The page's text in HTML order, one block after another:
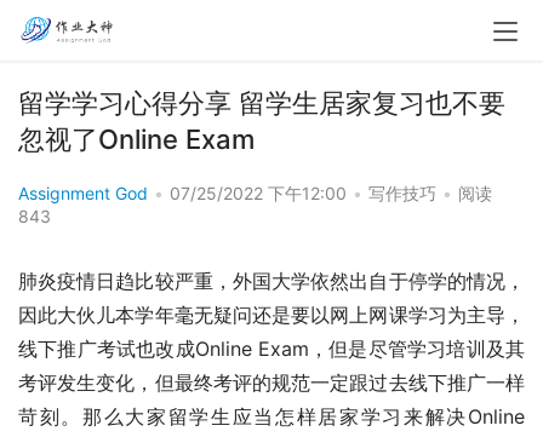
留学学习心得分享 留学生居家复习也不要
忽视了Online Exam
Assignment God • 07/25/2022 下午12:00 • 写作技巧 • 阅读
843
肺炎疫情日趋比较严重，外国大学依然出自于停学的情况，
因此大伙儿本学年毫无疑问还是要以网上网课学习为主导，
线下推广考试也改成Online Exam，但是尽管学习培训及其
考评发生变化，但最终考评的规范一定跟过去线下推广一样
苛刻。那么大家留学生应当怎样居家学习来解决Online